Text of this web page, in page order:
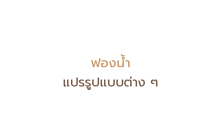
ฟองน้ำ
แปรรูปแบบต่าง ๆ